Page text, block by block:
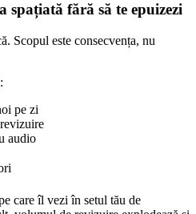
spațiată fără să te epuizezi
Scopul este consecvența, nu
pe zi
audio
care îl vezi în setul tău de